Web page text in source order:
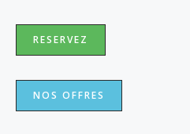
RESERVEZ
NOS OFFRES